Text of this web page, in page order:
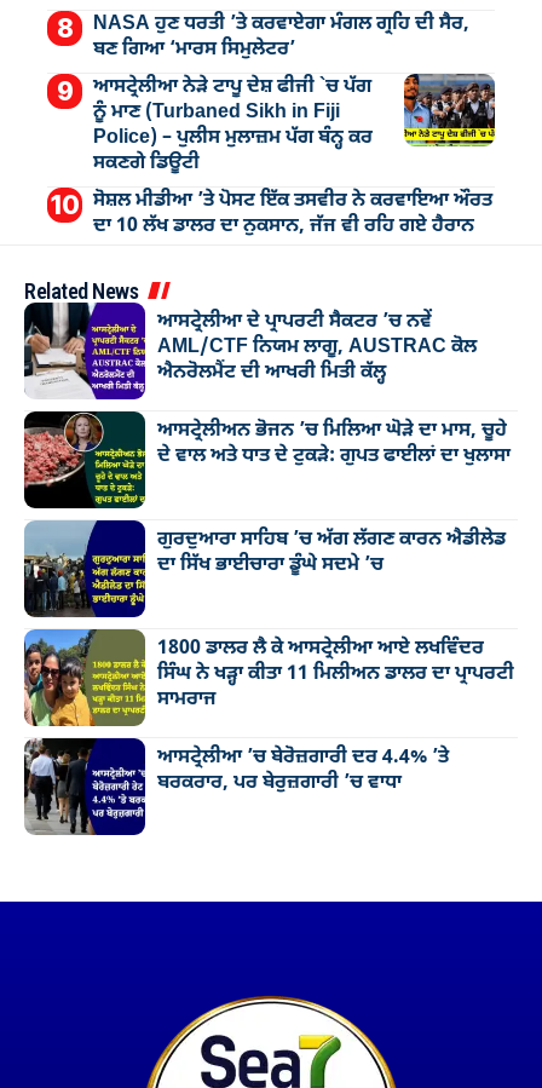
NASA ਹੁਣ ਧਰਤੀ ’ਤੇ ਕਰਵਾਏਗਾ ਮੰਗਲ ਗ੍ਰਹਿ ਦੀ ਸੈਰ,
ਬਣ ਗਿਆ ‘ਮਾਰਸ ਸਿਮੁਲੇਟਰ’
ਆਸਟ੍ਰੇਲੀਆ ਨੇੜੇ ਟਾਪੂ ਦੇਸ਼ ਫੀਜੀ `ਚ ਪੱਗ
ਨੂੰ ਮਾਣ (Turbaned Sikh in Fiji
Police) – ਪੁਲੀਸ ਮੁਲਾਜ਼ਮ ਪੱਗ ਬੰਨ੍ਹ ਕਰ
ਸਕਣਗੇ ਡਿਊਟੀ
ਸੋਸ਼ਲ ਮੀਡੀਆ ’ਤੇ ਪੋਸਟ ਇੱਕ ਤਸਵੀਰ ਨੇ ਕਰਵਾਇਆ ਔਰਤ
ਦਾ 10 ਲੱਖ ਡਾਲਰ ਦਾ ਨੁਕਸਾਨ, ਜੱਜ ਵੀ ਰਹਿ ਗਏ ਹੈਰਾਨ
Related News
ਆਸਟ੍ਰੇਲੀਆ ਦੇ ਪ੍ਰਾਪਰਟੀ ਸੈਕਟਰ ’ਚ ਨਵੇਂ
AML/CTF ਨਿਯਮ ਲਾਗੂ, AUSTRAC ਕੋਲ
ਐਨਰੋਲਮੈਂਟ ਦੀ ਆਖਰੀ ਮਿਤੀ ਕੱਲ੍ਹ
ਆਸਟ੍ਰੇਲੀਅਨ ਭੋਜਨ ’ਚ ਮਿਲਿਆ ਘੋੜੇ ਦਾ ਮਾਸ, ਚੂਹੇ
ਦੇ ਵਾਲ ਅਤੇ ਧਾਤ ਦੇ ਟੁਕੜੇ: ਗੁਪਤ ਫਾਈਲਾਂ ਦਾ ਖੁਲਾਸਾ
ਗੁਰਦੁਆਰਾ ਸਾਹਿਬ ’ਚ ਅੱਗ ਲੱਗਣ ਕਾਰਨ ਐਡੀਲੇਡ
ਦਾ ਸਿੱਖ ਭਾਈਚਾਰਾ ਡੂੰਘੇ ਸਦਮੇ ’ਚ
1800 ਡਾਲਰ ਲੈ ਕੇ ਆਸਟ੍ਰੇਲੀਆ ਆਏ ਲਖਵਿੰਦਰ
ਸਿੰਘ ਨੇ ਖੜ੍ਹਾ ਕੀਤਾ 11 ਮਿਲੀਅਨ ਡਾਲਰ ਦਾ ਪ੍ਰਾਪਰਟੀ
ਸਾਮਰਾਜ
ਆਸਟ੍ਰੇਲੀਆ ’ਚ ਬੇਰੋਜ਼ਗਾਰੀ ਦਰ 4.4% ’ਤੇ
ਬਰਕਰਾਰ, ਪਰ ਬੇਰੁਜ਼ਗਾਰੀ ’ਚ ਵਾਧਾ